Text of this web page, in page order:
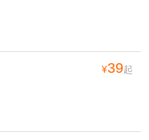
¥39起